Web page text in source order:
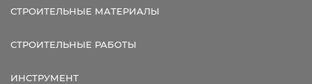
СТРОИТЕЛЬНЫЕ МАТЕРИАЛЫ
СТРОИТЕЛЬНЫЕ РАБОТЫ
ИНСТРУМЕНТ